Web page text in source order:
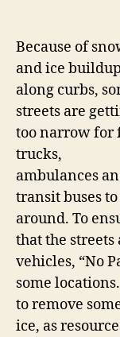
Because of
and ice buildup
along curbs,
streets are
too narrow for
trucks,
ambulances
transit buses
around. To
that the
vehicles, “No
some
to remove
ice, as